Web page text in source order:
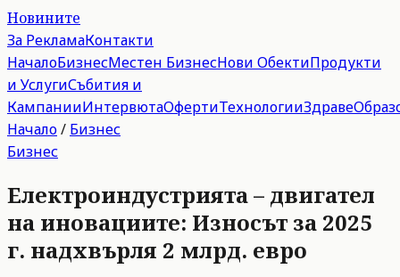
Новините
За РекламаКонтакти
НачалоБизнесМестен БизнесНови ОбектиПродукти
и УслугиСъбития и
КампанииИнтервютаОфертиТехнологииЗдраве
Начало/ Бизнес
Бизнес
Електроиндустрията – двигател
на иновациите: Износът за 2025
г. надхвърля 2 млрд. евро